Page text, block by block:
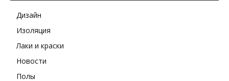
Дизайн
Изоляция
Лаки и краски
Новости
Полы